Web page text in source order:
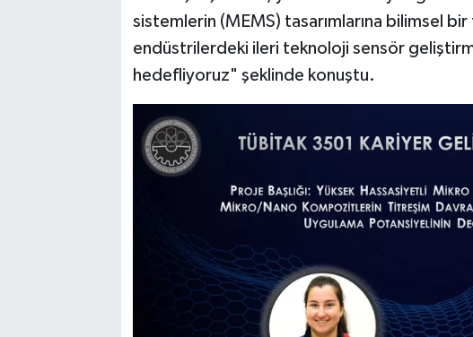
sistemlerin (MEMS) tasarımlarına bilimsel
endüstrilerdeki ileri teknoloji sensör
hedefliyoruz" şeklinde konuştu.